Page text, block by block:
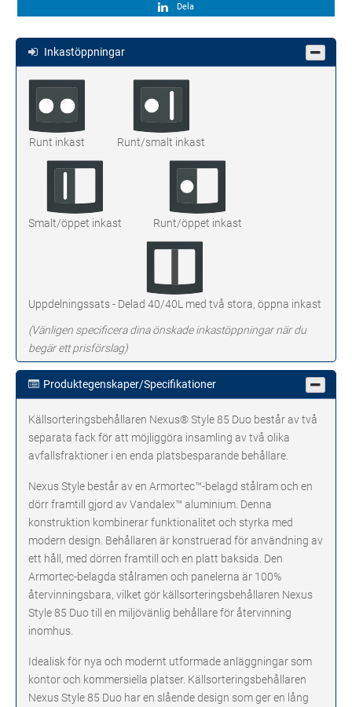
Dela
Inkastöppningar
Runt inkast Runt/smalt inkast
Smalt/öppet inkast Runt/öppet inkast
Uppdelningssats - Delad 40/40L med två stora, öppna inkast
(Vänligen specificera dina önskade inkastöppningar när du
begär ett prisförslag)
Produktegenskaper/Specifikationer
Källsorteringsbehållaren Nexus® Style 85 Duo består av två
separata fack för att möjliggöra insamling av två olika
avfallsfraktioner i en enda platsbesparande behållare.
Nexus Style består av en Armortec™-belagd stålram och en
dörr framtill gjord av Vandalex™ aluminium. Denna
konstruktion kombinerar funktionalitet och styrka med
modern design. Behållaren är konstruerad för användning av
ett håll, med dörren framtill och en platt baksida. Den
Armortec-belagda stålramen och panelerna är 100%
återvinningsbara, vilket gör källsorteringsbehållaren Nexus
Style 85 Duo till en miljövänlig behållare för återvinning
inomhus.
Idealisk för nya och modernt utformade anläggningar som
kontor och kommersiella platser. Källsorteringsbehållaren
Nexus Style 85 Duo har en slående design som ger en lång